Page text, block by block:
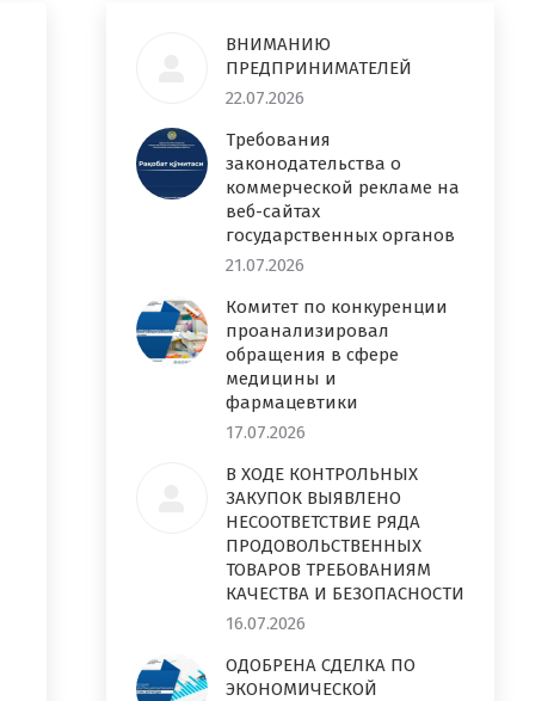
ВНИМАНИЮ
ПРЕДПРИНИМАТЕЛЕЙ
22.07.2026
Требования
законодательства о
коммерческой рекламе на
веб-сайтах
государственных органов
21.07.2026
Комитет по конкуренции
проанализировал
обращения в сфере
медицины и
фармацевтики
17.07.2026
В ХОДЕ КОНТРОЛЬНЫХ
ЗАКУПОК ВЫЯВЛЕНО
НЕСООТВЕТСТВИЕ РЯДА
ПРОДОВОЛЬСТВЕННЫХ
ТОВАРОВ ТРЕБОВАНИЯМ
КАЧЕСТВА И БЕЗОПАСНОСТИ
16.07.2026
ОДОБРЕНА СДЕЛКА ПО
ЭКОНОМИЧЕСКОЙ